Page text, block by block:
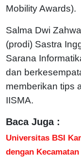
Mobility Awards).
Salma Dwi
(prodi) Sastra
Sarana
dan
memberikan tips
IISMA.
Baca Juga :
Universitas BSI
dengan